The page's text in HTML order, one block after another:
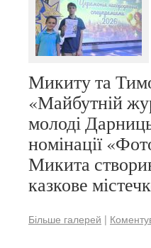
Микиту та
«Майбутній
молоді
номінації
Микита
казкове
Більше галерей |